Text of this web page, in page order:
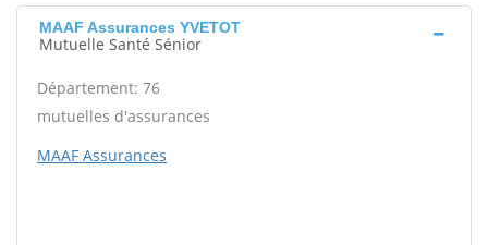
MAAF Assurances YVETOT
Mutuelle Santé Sénior
Département: 76
mutuelles d'assurances
MAAF Assurances